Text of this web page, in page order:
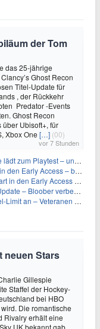
der Tom
das 25-jährige
Ghost Recon
Titel-Update für
, der Rückkehr
Predator -Events
Ghost Recon
Ubisoft+, für
Xbox One […] (00)
vor 7 Stunden
– und erscheint schon bald!
Access – bald gehts los!
ab heute im feudalen Japan
Grafik und Performance
können endlich weiter aufsteigen
neuen Stars
Gillespie
Staffel der Hockey-
bei HBO
Die romantische
Rivalry erhält eine
UK bekannt gab,